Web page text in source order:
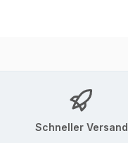
Schneller Versand